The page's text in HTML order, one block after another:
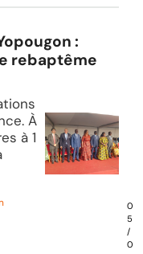
:
rebaptême
À
à 1
0
5
/
0